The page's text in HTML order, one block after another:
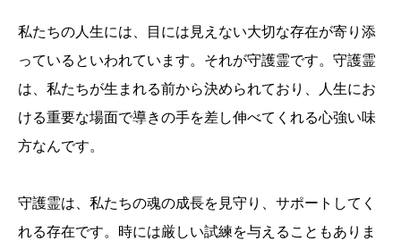
私たちの人生には、目には見えない大切な存在が寄り添
っているといわれています。それが守護霊です。守護霊
は、私たちが生まれる前から決められており、人生にお
ける重要な場面で導きの手を差し伸べてくれる心強い味
方なんです。
守護霊は、私たちの魂の成長を見守り、サポートしてく
れる存在です。時には厳しい試練を与えることもありま